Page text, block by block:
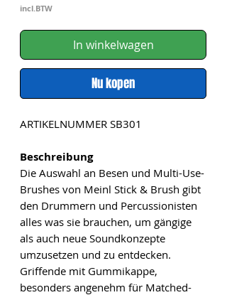
incl.BTW
In winkelwagen
Nu kopen
ARTIKELNUMMER SB301
Beschreibung
Die Auswahl an Besen und Multi-Use-
Brushes von Meinl Stick & Brush gibt
den Drummern und Percussionisten
alles was sie brauchen, um gängige
als auch neue Soundkonzepte
umzusetzen und zu entdecken.
Griffende mit Gummikappe,
besonders angenehm für Matched-